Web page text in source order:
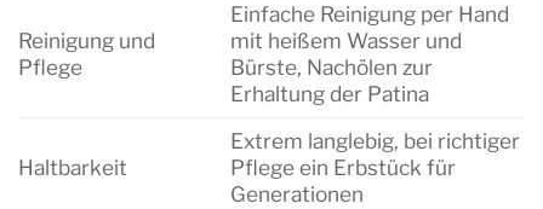
Reinigung und
Pflege
Einfache Reinigung per Hand
mit heißem Wasser und
Bürste, Nachölen zur
Erhaltung der Patina
Haltbarkeit
Extrem langlebig, bei richtiger
Pflege ein Erbstück für
Generationen